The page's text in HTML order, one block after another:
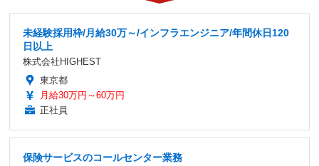
未経験採用枠/月給30万～/インフラエンジニア/年間休日120
日以上
株式会社HIGHEST
東京都
月給30万円～60万円
正社員
保険サービスのコールセンター業務